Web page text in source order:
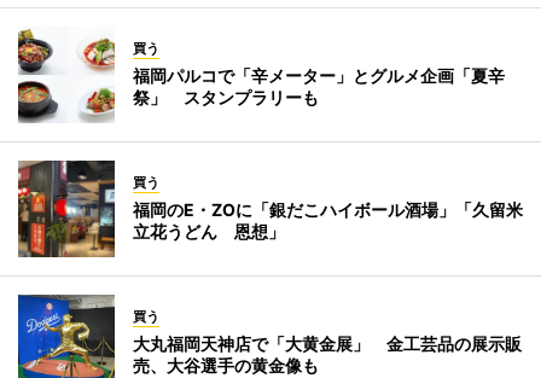
買う
福岡パルコで「辛メーター」とグルメ企画「夏辛
祭」 スタンプラリーも
買う
福岡のE・ZOに「銀だこハイボール酒場」「久留米
立花うどん 恩想」
買う
大丸福岡天神店で「大黄金展」 金工芸品の展示販
売、大谷選手の黄金像も